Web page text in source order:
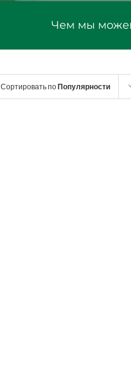
Чем мы
Сортировать поПопулярности